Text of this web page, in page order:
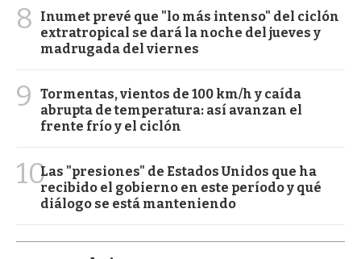
8
Inumet prevé que "lo más intenso" del ciclón
extratropical se dará la noche del jueves y
madrugada del viernes
9
Tormentas, vientos de 100 km/h y caída
abrupta de temperatura: así avanzan el
frente frío y el ciclón
10Las "presiones" de Estados Unidos que ha
recibido el gobierno en este período y qué
diálogo se está manteniendo